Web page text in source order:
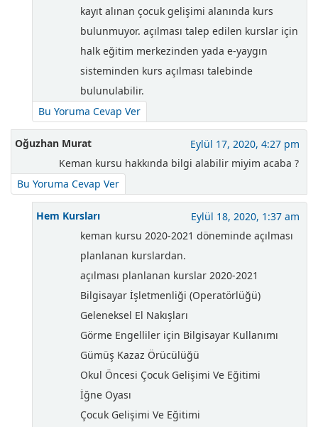
kayıt alınan çocuk gelişimi alanında kurs
bulunmuyor. açılması talep edilen kurslar için
halk eğitim merkezinden yada e-yaygın
sisteminden kurs açılması talebinde
bulunulabilir.
Bu Yoruma Cevap Ver
Oğuzhan Murat
Eylül 17, 2020, 4:27 pm
Keman kursu hakkında bilgi alabilir miyim acaba ?
Bu Yoruma Cevap Ver
Hem Kursları
Eylül 18, 2020, 1:37 am
keman kursu 2020-2021 döneminde açılması
planlanan kurslardan.
açılması planlanan kurslar 2020-2021
Bilgisayar İşletmenliği (Operatörlüğü)
Geleneksel El Nakışları
Görme Engelliler için Bilgisayar Kullanımı
Gümüş Kazaz Örücülüğü
Okul Öncesi Çocuk Gelişimi Ve Eğitimi
İğne Oyası
Çocuk Gelişimi Ve Eğitimi